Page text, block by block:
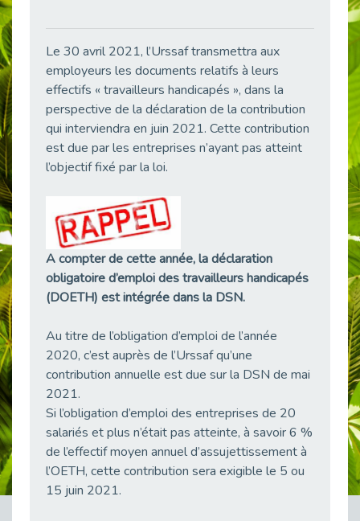
L’alternance : un levier stratégique pour recruter et inclure durablement
Publié le 18/05/2026
Fibromyalgie : Quand la douleur invisible s’invite au bureau
Publié le 12/05/2026
CAP EMPLOI 92 : L’inclusion portée à son sommet, bien au-delà des quotas
Publié le 12/05/2026
Publié le 04/05/2026
Publié le 04/05/2026
L'alternance : un tremplin vers l'emploi aussi pour les personnes en situation de handicap
Publié le 01/05/2026
Publié le 30/04/2026
L’Aménagement Raisonnable : Un Levier pour l’Équité
Optimiser son CV lorsqu’on est en situation de handicap
Publié le 29/04/2026
28 avril : Agir ensemble pour une culture de prévention au travail
Publié le 27/04/2026
Mobilisation pour l’alternance et le handicap
Le 30 avril 2021, l’Urssaf transmettra aux
employeurs les documents relatifs à leurs
effectifs « travailleurs handicapés », dans la
perspective de la déclaration de la contribution
qui interviendra en juin 2021. Cette contribution
est due par les entreprises n’ayant pas atteint
l’objectif fixé par la loi.
A compter de cette année, la déclaration
obligatoire d’emploi des travailleurs handicapés
(DOETH) est intégrée dans la DSN.
Au titre de l’obligation d’emploi de l’année
2020, c’est auprès de l’Urssaf qu’une
contribution annuelle est due sur la DSN de mai
2021.
Si l’obligation d’emploi des entreprises de 20
salariés et plus n’était pas atteinte, à savoir 6 %
de l’effectif moyen annuel d’assujettissement à
l’OETH, cette contribution sera exigible le 5 ou
15 juin 2021.